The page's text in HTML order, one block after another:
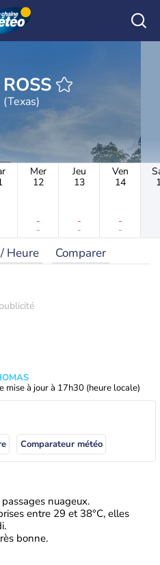
METEO ROSS
Mer
12
-
-
Jeu
13
-
-
Ven
14
-
-
Heure Comparer
mise à jour à 17h30 (heure locale)
Comparateur météo
nuageux.
entre 29 et 38°C, elles
bonne.